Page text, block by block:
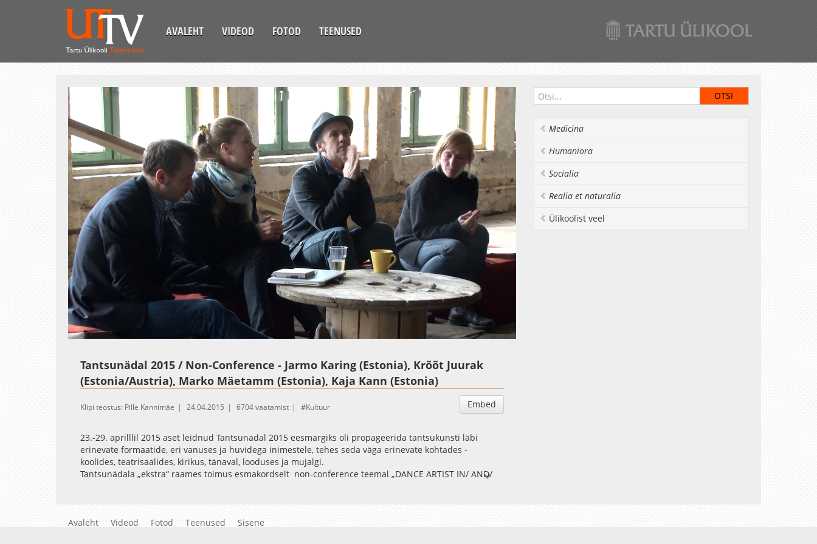
AVALEHT VIDEOD FOTOD TEENUSED
Unmute Esituskiirused
Auto
Tantsunädal 2015 / Non-Conference - Jarmo Karing (Estonia), Krõõt Juurak
(Estonia/Austria), Marko Mäetamm (Estonia), Kaja Kann (Estonia)
Embed
Klipi teostus: Pille Kannimäe 24.04.2015 6704 vaatamist Kultuur
23.-29. aprilllil 2015 aset leidnud Tantsunädal 2015 eesmärgiks oli propageerida tantsukunsti läbi
erinevate formaatide, eri vanuses ja huvidega inimestele, tehes seda väga erinevate kohtades -
koolides, teatrisaalides, kirikus, tänaval, looduses ja mujalgi.
Tantsunädala „ekstra“ raames toimus esmakordselt non-conference teemal „DANCE ARTIST IN/ AND/
Eestist, Baltikumist, Põhjamaadest ja Euroopast.
Medicina
Humaniora
Socialia
Realia et naturalia
Ülikoolist veel
Avaleht Videod Fotod Teenused Sisene